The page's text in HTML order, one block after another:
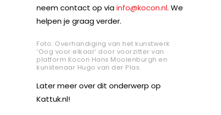
neem contact op viainfo@kocon.nl. We
helpen je graag verder.
Foto: Overhandiging van het kunstwerk
‘Oog voor elkaar’ door voorzitter van
platform Kocon Hans Moolenburgh en
kunstenaar Hugo van der Plas.
Later meer over dit onderwerp op
Kattuk.nl!